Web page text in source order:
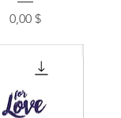
Цена
0,00 $